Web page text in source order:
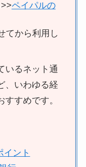
ペイパルの
てから利用し
いるネット通
、いわゆる経
すめです。
イント